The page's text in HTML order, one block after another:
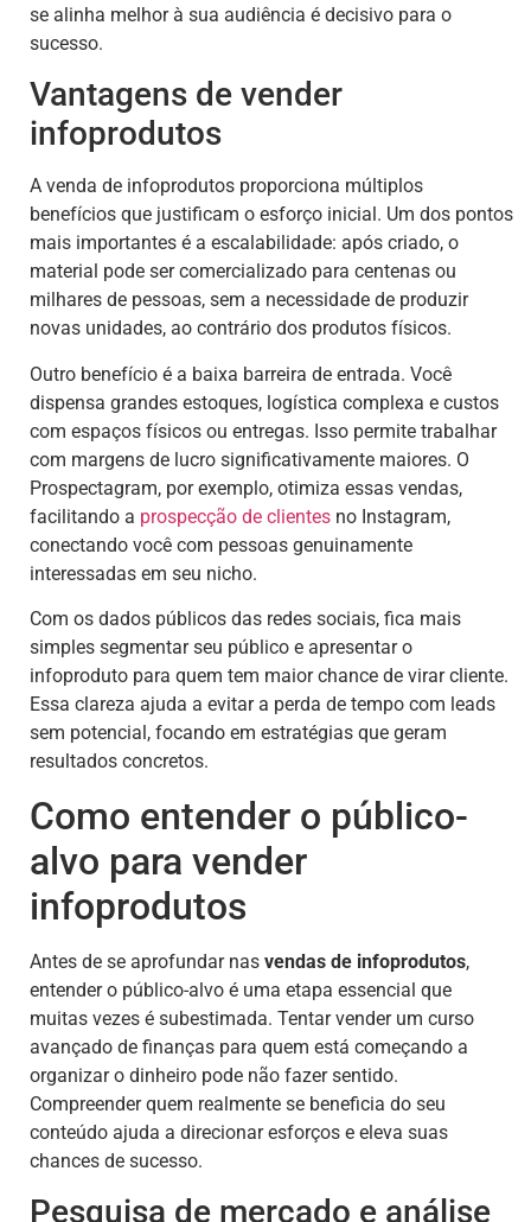
se alinha melhor à sua audiência é decisivo para o
sucesso.
Vantagens de vender
infoprodutos
A venda de infoprodutos proporciona múltiplos
benefícios que justificam o esforço inicial. Um dos pontos
mais importantes é a escalabilidade: após criado, o
material pode ser comercializado para centenas ou
milhares de pessoas, sem a necessidade de produzir
novas unidades, ao contrário dos produtos físicos.
Outro benefício é a baixa barreira de entrada. Você
dispensa grandes estoques, logística complexa e custos
com espaços físicos ou entregas. Isso permite trabalhar
com margens de lucro significativamente maiores. O
Prospectagram, por exemplo, otimiza essas vendas,
facilitando a prospecção de clientes no Instagram,
conectando você com pessoas genuinamente
interessadas em seu nicho.
Com os dados públicos das redes sociais, fica mais
simples segmentar seu público e apresentar o
infoproduto para quem tem maior chance de virar cliente.
Essa clareza ajuda a evitar a perda de tempo com leads
sem potencial, focando em estratégias que geram
resultados concretos.
Como entender o público-
alvo para vender
infoprodutos
Antes de se aprofundar nas vendas de infoprodutos,
entender o público-alvo é uma etapa essencial que
muitas vezes é subestimada. Tentar vender um curso
avançado de finanças para quem está começando a
organizar o dinheiro pode não fazer sentido.
Compreender quem realmente se beneficia do seu
conteúdo ajuda a direcionar esforços e eleva suas
chances de sucesso.
Pesquisa de mercado e análise